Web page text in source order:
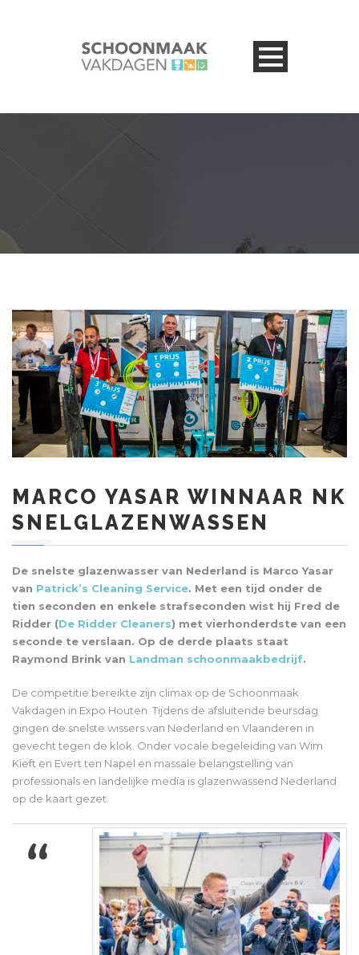
MARCO YASAR WINNAAR NK
SNELGLAZENWASSEN
De snelste glazenwasser van Nederland is Marco Yasar
van Patrick’s Cleaning Service. Met een tijd onder de
tien seconden en enkele strafseconden wist hij Fred de
Ridder (De Ridder Cleaners) met vierhonderdste van een
seconde te verslaan. Op de derde plaats staat
Raymond Brink van Landman schoonmaakbedrijf.
De competitie bereikte zijn climax op de Schoonmaak
Vakdagen in Expo Houten. Tijdens de afsluitende beursdag
gingen de snelste wissers van Nederland en Vlaanderen in
gevecht tegen de klok. Onder vocale begeleiding van Wim
Kieft en Evert ten Napel en massale belangstelling van
professionals en landelijke media is glazenwassend Nederland
op de kaart gezet.